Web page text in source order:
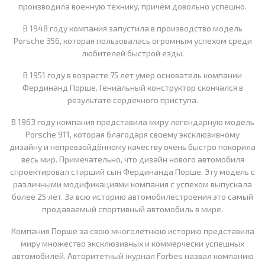
производила военную технику, причём довольно успешно.
В 1948 году компания запустила в производство модель
Porsche 356, которая пользовалась огромным успехом среди
любителей быстрой езды.
В 1951 году в возрасте 75 лет умер основатель компании
Фердинанд Порше. Гениальный конструктор скончался в
результате сердечного приступа.
В 1963 году компания представила миру легендарную модель
Porsche 911, которая благодаря своему эксклюзивному
дизайну и непревзойдённому качеству очень быстро покорила
весь мир. Примечательно, что дизайн нового автомобиля
спроектировал старший сын Фердинанда Порше. Эту модель с
различными модификациями компания с успехом выпускала
более 25 лет. За всю историю автомобилестроения это самый
продаваемый спортивный автомобиль в мире.
Компания Порше за свою многолетнюю историю представила
миру множество эксклюзивных и коммерчески успешных
автомобилей. Авторитетный журнал Forbes назвал компанию